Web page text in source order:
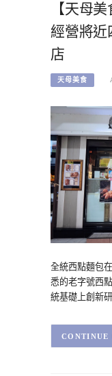
【天母
經營將近
店
天母美食
全統西點麵包
悉的老字號西
統基礎上創新
CONTINUE